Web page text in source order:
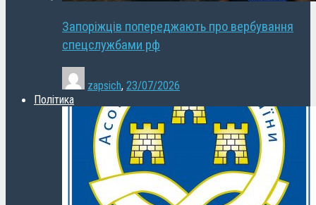
Запоріжців попереджають про вербування
спецслужбами рф
zapsich, 23/07/2026
Політика